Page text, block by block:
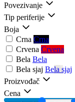
Povezivanje
Tip periferije
Boja
Crna Crna
Crvena Crvena
Bela Bela
Bela sjaj Bela sjaj
Proizvođač
Cena